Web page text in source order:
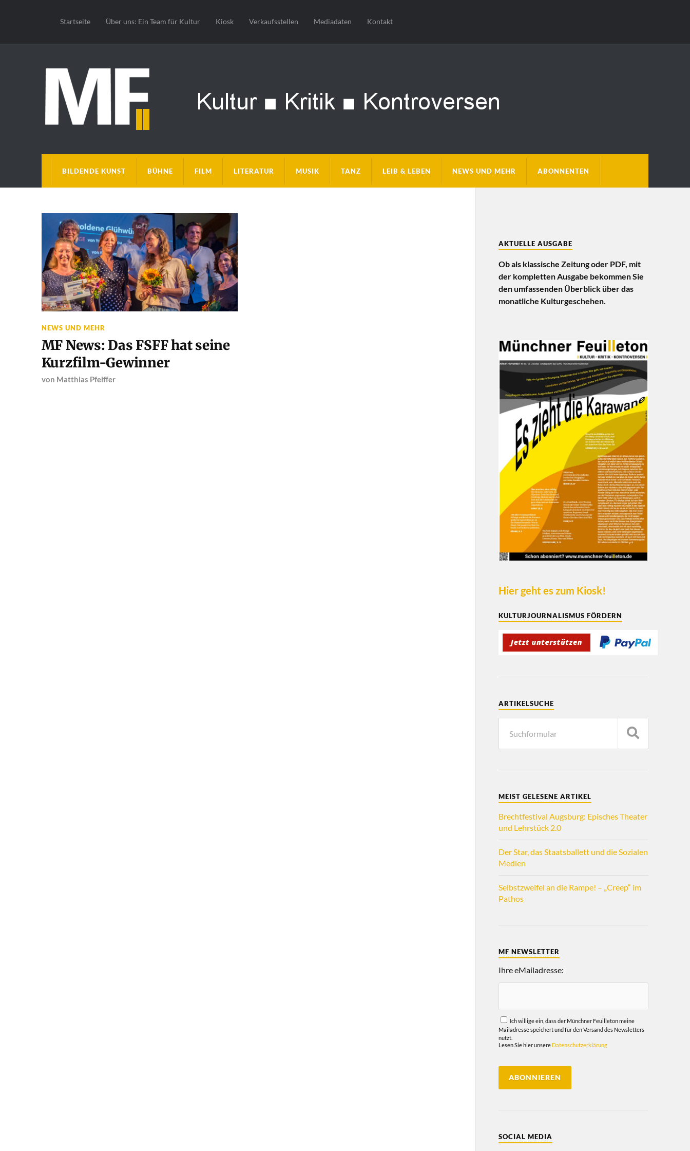
Startseite Über uns: Ein Team für Kultur Kiosk Verkaufsstellen Mediadaten Kontakt
BILDENDE KUNST BÜHNE FILM LITERATUR MUSIK TANZ LEIB & LEBEN NEWS UND MEHR ABONNENTEN
NEWS UND MEHR
MF News: Das FSFF hat seine
Kurzfilm-Gewinner
von Matthias Pfeiffer
AKTUELLE AUSGABE
Ob als klassische Zeitung oder PDF, mit
der kompletten Ausgabe bekommen Sie
den umfassenden Überblick über das
monatliche Kulturgeschehen.
Hier geht es zum Kiosk!
KULTURJOURNALISMUS FÖRDERN
ARTIKELSUCHE
MEIST GELESENE ARTIKEL
Brechtfestival Augsburg: Episches Theater
und Lehrstück 2.0
Der Star, das Staatsballett und die Sozialen
Medien
Selbstzweifel an die Rampe! – „Creep“ im
Pathos
MF NEWSLETTER
Ihre eMailadresse:
Ich willige ein, dass der Münchner Feuilleton meine
Mailadresse speichert und für den Versand des Newsletters
nutzt.
Lesen Sie hier unsere Datenschutzerklärung
SOCIAL MEDIA